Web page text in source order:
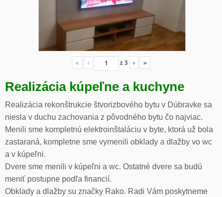
« ‹ z3 › »
Realizácia kúpeľne a kuchyne
Realizácia rekonštrukcie štvorizbového bytu v Dúbravke sa
niesla v duchu zachovania z pôvodného bytu čo najviac.
Menili sme kompletnú elektroinštaláciu v byte, ktorá už bola
zastaraná, kompletne sme vymenili obklady a dlažby vo wc
a v kúpeľni.
Dvere sme menili v kúpeľni a wc. Ostatné dvere sa budú
meniť postupne podľa financií.
Obklady a dlažby su značky Rako. Radi Vám poskytneme